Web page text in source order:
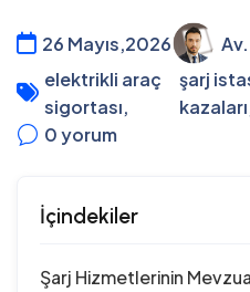
26 Mayıs,2026
elektrikli araç
sigortası,
şarj
kazaları
0yorum
İçindekiler
Şarj Hizmetlerinin